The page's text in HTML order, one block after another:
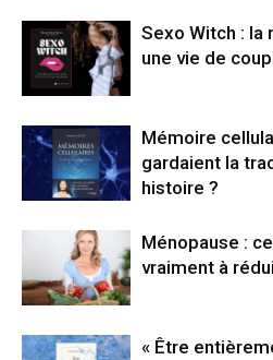
Sexo Witch : la
une vie de
Mémoire
gardaient la
histoire ?
Ménopause :
vraiment à
« Être